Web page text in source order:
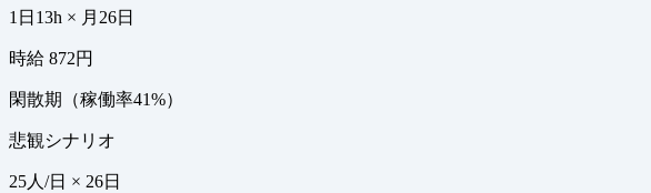
1日13h × 月26日
時給 872円
閑散期（稼働率41%）
悲観シナリオ
25人/日 × 26日